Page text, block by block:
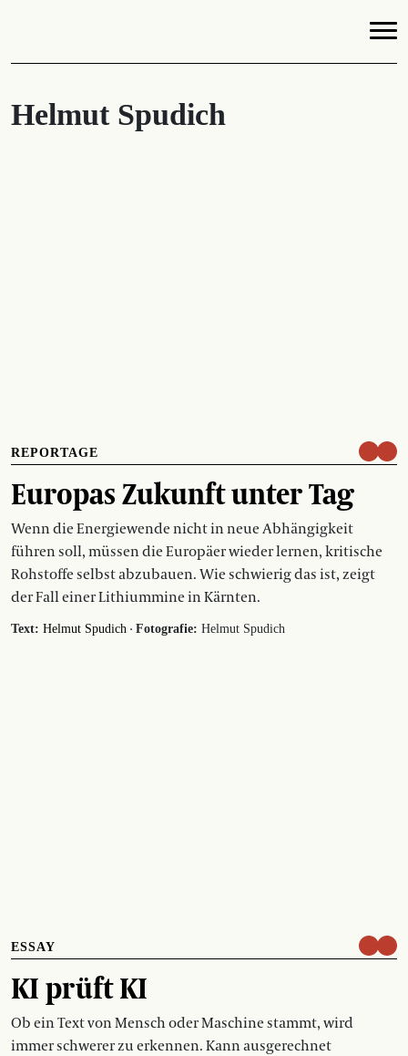
Helmut Spudich
REPORTAGE
Europas Zukunft unter Tag
Wenn die Energiewende nicht in neue Abhängigkeit
führen soll, müssen die Europäer wieder lernen, kritische
Rohstoffe selbst abzubauen. Wie schwierig das ist, zeigt
der Fall einer Lithiummine in Kärnten.
Text: Helmut Spudich · Fotografie: Helmut Spudich
ESSAY
KI prüft KI
Ob ein Text von Mensch oder Maschine stammt, wird
immer schwerer zu erkennen. Kann ausgerechnet